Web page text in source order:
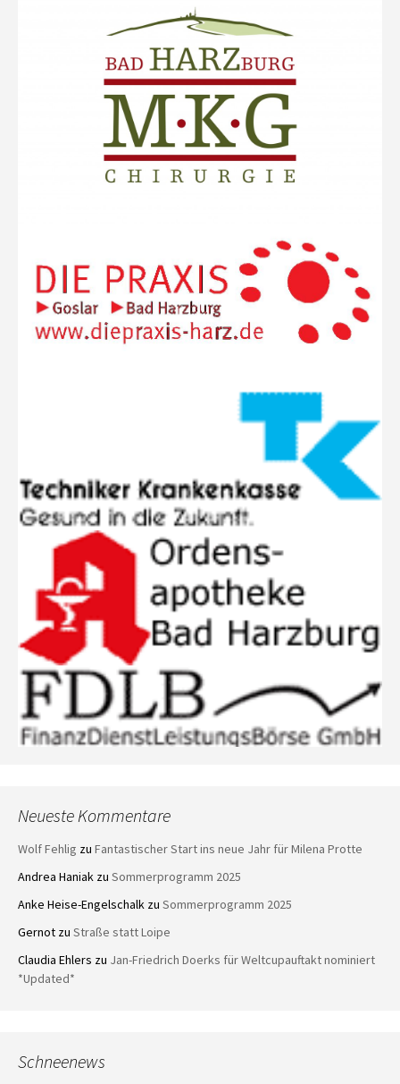
Neueste Kommentare
Wolf Fehlig zu Fantastischer Start ins neue Jahr für Milena Protte
Andrea Haniak zu Sommerprogramm 2025
Anke Heise-Engelschalk zu Sommerprogramm 2025
Gernot zu Straße statt Loipe
Claudia Ehlers zu Jan-Friedrich Doerks für Weltcupauftakt nominiert
*Updated*
Schneenews